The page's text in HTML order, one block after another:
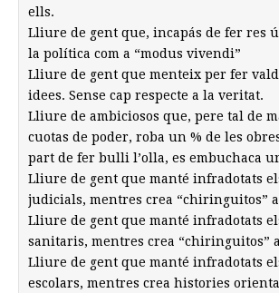
ells.
Lliure de gent que, incapás de fer res
la política com a “modus vivendi”
Lliure de gent que menteix per fer
idees. Sense cap respecte a la veritat.
Lliure de ambiciosos que, pere tal de
cuotas de poder, roba un % de les
part de fer bulli l’olla, es embuchaca
Lliure de gent que manté infradotats
judicials, mentres crea “chiringuitos”
Lliure de gent que manté infradotats
sanitaris, mentres crea “chiringuitos”
Lliure de gent que manté infradotats
escolars, mentres crea histories